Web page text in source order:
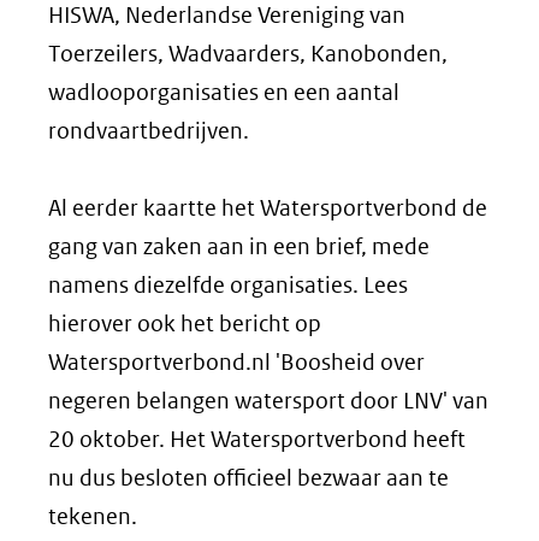
HISWA, Nederlandse Vereniging van
Toerzeilers, Wadvaarders, Kanobonden,
wadlooporganisaties en een aantal
rondvaartbedrijven.
Al eerder kaartte het Watersportverbond de
gang van zaken aan in een brief, mede
namens diezelfde organisaties. Lees
hierover ook het bericht op
Watersportverbond.nl 'Boosheid over
negeren belangen watersport door LNV' van
20 oktober. Het Watersportverbond heeft
nu dus besloten officieel bezwaar aan te
tekenen.